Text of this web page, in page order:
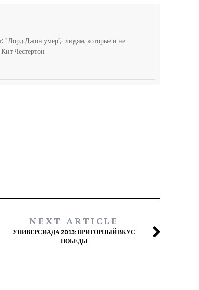
"Лорд Джон умер",- людям, которые и не
Честертон
NEXT ARTICLE
УНИВЕРСИАДА 2013: ПРИТОРНЫЙ ВКУС
ПОБЕДЫ